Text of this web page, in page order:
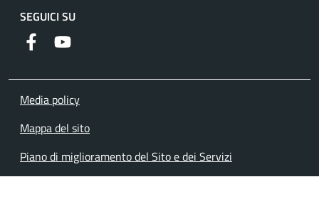
SEGUICI SU
FacebookYouTube
Media policy
Mappa del sito
Piano di miglioramento del Sito e dei Servizi